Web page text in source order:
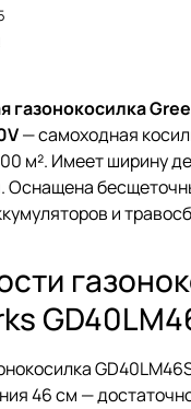
газонокосилка
— самоходная
м². Имеет ширину
Оснащена
и
46 см —